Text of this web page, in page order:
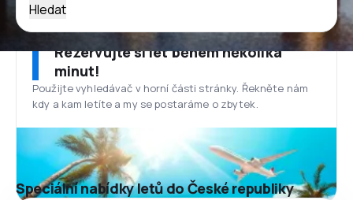
Hledat
Rezervujte si let během několika
minut!
Použijte vyhledávač v horní části stránky. Řekněte nám
kdy a kam letíte a my se postaráme o zbytek.
Speciální nabídky letů do České republiky